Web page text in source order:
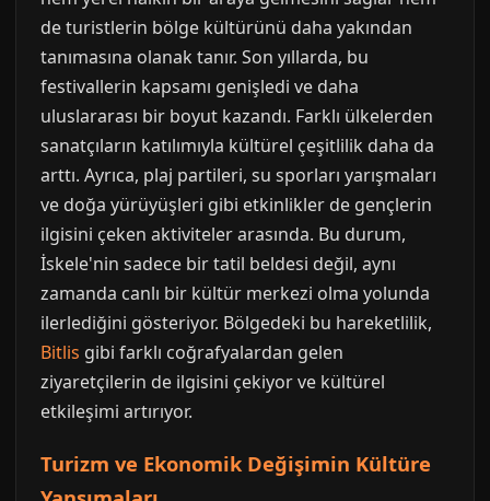
de turistlerin bölge kültürünü daha yakından
tanımasına olanak tanır. Son yıllarda, bu
festivallerin kapsamı genişledi ve daha
uluslararası bir boyut kazandı. Farklı ülkelerden
sanatçıların katılımıyla kültürel çeşitlilik daha da
arttı. Ayrıca, plaj partileri, su sporları yarışmaları
ve doğa yürüyüşleri gibi etkinlikler de gençlerin
ilgisini çeken aktiviteler arasında. Bu durum,
İskele'nin sadece bir tatil beldesi değil, aynı
zamanda canlı bir kültür merkezi olma yolunda
ilerlediğini gösteriyor. Bölgedeki bu hareketlilik,
Bitlis gibi farklı coğrafyalardan gelen
ziyaretçilerin de ilgisini çekiyor ve kültürel
etkileşimi artırıyor.
Turizm ve Ekonomik Değişimin Kültüre